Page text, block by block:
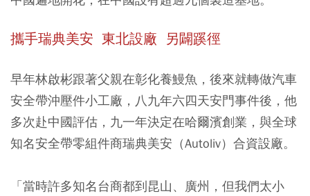
攜手瑞典美安 東北設廠 另闢蹊徑
早年林啟彬跟著父親在彰化養鰻魚，後來就轉做汽車
安全帶沖壓件小工廠，八九年六四天安門事件後，他
多次赴中國評估，九一年決定在哈爾濱創業，與全球
知名安全帶零組件商瑞典美安（Autoliv）合資設廠。
「當時許多知名台商都到昆山、廣州，但我們太小